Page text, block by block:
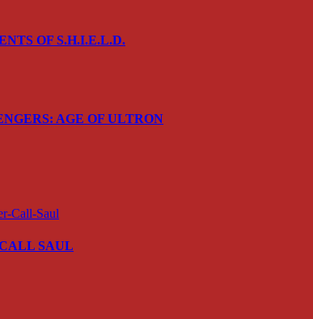
OF S.H.I.E.L.D.
AGE OF ULTRON
SAUL